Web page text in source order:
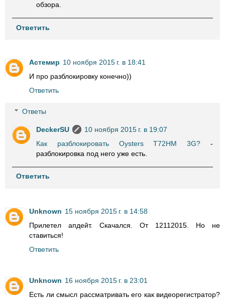
обзора.
Ответить
Астемир 10 ноября 2015 г. в 18:41
И про разблокировку конечно))
Ответить
Ответы
DeckerSU
10 ноября 2015 г. в 19:07
Как разблокировать Oysters T72HM 3G?-
разблокировка под него уже есть.
Ответить
Unknown 15 ноября 2015 г. в 14:58
Прилетел апдейт. Скачался. От 12112015. Но не
ставиться!
Ответить
Unknown 16 ноября 2015 г. в 23:01
Есть ли смысл рассматривать его как видеорегистратор?